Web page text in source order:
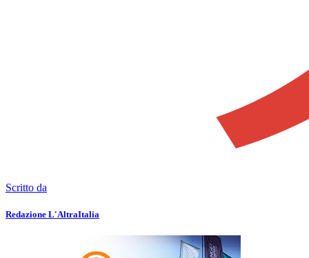
Scritto da
Redazione L'AltraItalia